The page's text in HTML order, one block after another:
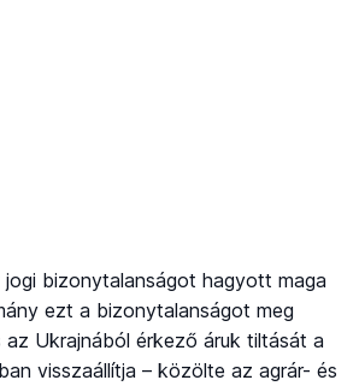
bizonytalanságot hagyott maga
ezt a bizonytalanságot meg
Ukrajnából érkező áruk tiltását a
visszaállítja – közölte az agrár- és